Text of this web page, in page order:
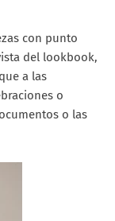
con punto
del lookbook,
a las
o
o las